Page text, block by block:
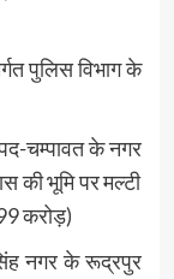
पुलिस विभाग के
चम्पावत के नगर
की भूमि पर मल्टी
करोड़)
नगर के रूद्रपुर